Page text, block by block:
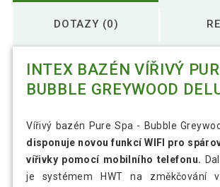
DOTAZY (0)
INTEX BAZÉN VÍŘIVÝ
BUBBLE GREYWOOD
Vířivý bazén Pure Spa - Bubble
disponuje novou funkcí WIFI pro
vířivky pomocí mobilního telefonu.
je systémem HWT na změkčování